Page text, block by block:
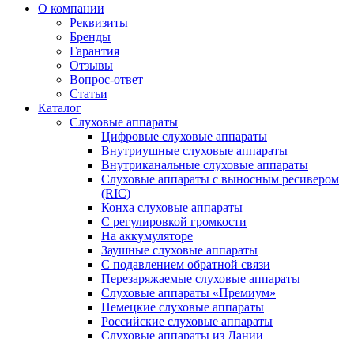
О компании
Реквизиты
Бренды
Гарантия
Отзывы
Вопрос-ответ
Статьи
Каталог
Слуховые аппараты
Цифровые слуховые аппараты
Внутриушные слуховые аппараты
Внутриканальные слуховые аппараты
Слуховые аппараты с выносным ресивером
(RIC)
Конха слуховые аппараты
С регулировкой громкости
На аккумуляторе
Заушные слуховые аппараты
C подавлением обратной связи
Перезаряжаемые слуховые аппараты
Слуховые аппараты «Премиум»
Немецкие слуховые аппараты
Российские слуховые аппараты
Слуховые аппараты из Дании